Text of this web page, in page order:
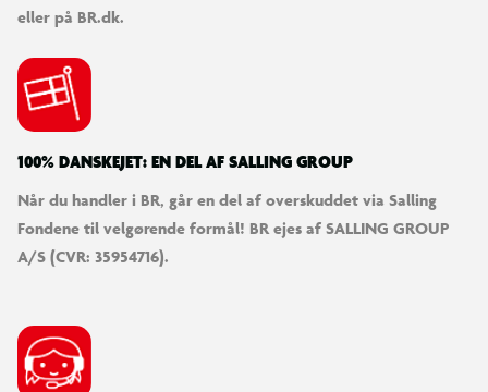
eller på BR.dk.
100% DANSKEJET: EN DEL AF SALLING GROUP
Når du handler i BR, går en del af overskuddet via Salling
Fondene til velgørende formål! BR ejes af SALLING GROUP
A/S (CVR: 35954716).